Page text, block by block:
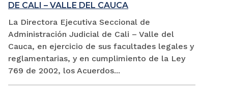
DE CALI – VALLE DEL CAUCA
La Directora Ejecutiva Seccional de
Administración Judicial de Cali – Valle del
Cauca, en ejercicio de sus facultades legales y
reglamentarias, y en cumplimiento de la Ley
769 de 2002, los Acuerdos...